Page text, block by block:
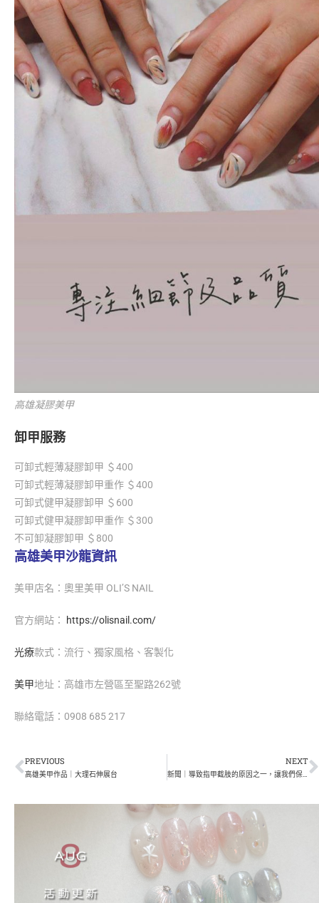
高雄凝膠美甲
卸甲服務
可卸式輕薄凝膠卸甲 ＄400
可卸式輕薄凝膠卸甲重作 ＄400
可卸式健甲凝膠卸甲 ＄600
可卸式健甲凝膠卸甲重作 ＄300
不可卸凝膠卸甲 ＄800
高雄美甲沙龍資訊
美甲店名：奧里美甲 OLI’S NAIL
官方網站： https://olisnail.com/
光療款式：流行、獨家風格、客製化
美甲地址：高雄市左營區至聖路262號
聯絡電話：0908 685 217
PREVIOUS
高雄美甲作品｜大理石伸展台
NEXT
新聞｜導致指甲截肢的原因之一，讓我們保護妳的美甲